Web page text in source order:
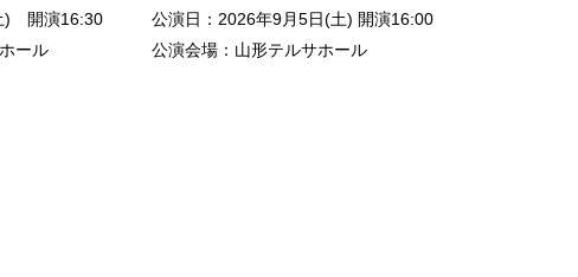
) 開演16:30
ール
公演日：2026年9月5日(土) 開演16:00
公演会場：山形テルサホール